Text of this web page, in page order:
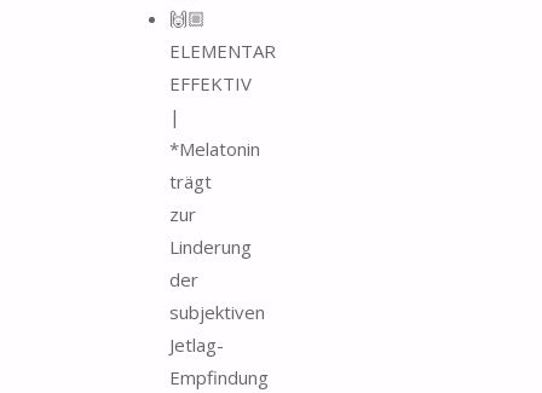
🙌🏼
ELEMENTAR
EFFEKTIV
|
*Melatonin
trägt
zur
Linderung
der
subjektiven
Jetlag-
Empfindung